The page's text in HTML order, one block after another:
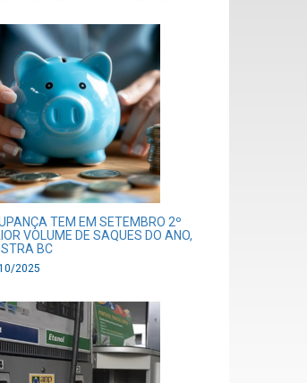
TEM EM SETEMBRO 2º
VOLUME DE SAQUES DO ANO,
BC
2025